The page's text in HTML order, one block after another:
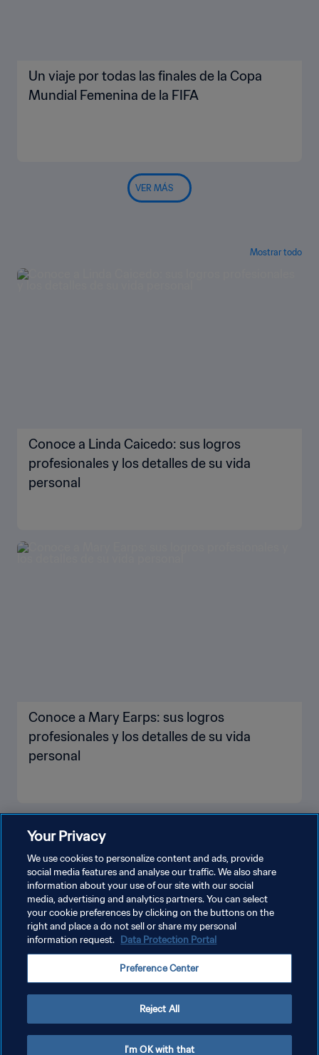
Un viaje por todas las finales de la Copa
Mundial Femenina de la FIFA
VER MÁS
Mostrar todo
Conoce a Linda Caicedo: sus logros
profesionales y los detalles de su vida
personal
Conoce a Mary Earps: sus logros
profesionales y los detalles de su vida
personal
POLÍTICA DE PRIVACIDAD
AJUSTAR LA CONFIGURACIÓN DE LAS COOKIES
Copyright © 1994 - 2026 FIFA. Todos los derechos reservados.
Your Privacy
We use cookies to personalize content and ads, provide
social media features and analyse our traffic. We also share
information about your use of our site with our social
media, advertising and analytics partners. You can select
your cookie preferences by clicking on the buttons on the
right and place a do not sell or share my personal
information request. Data Protection Portal
Preference Center
Reject All
I'm OK with that